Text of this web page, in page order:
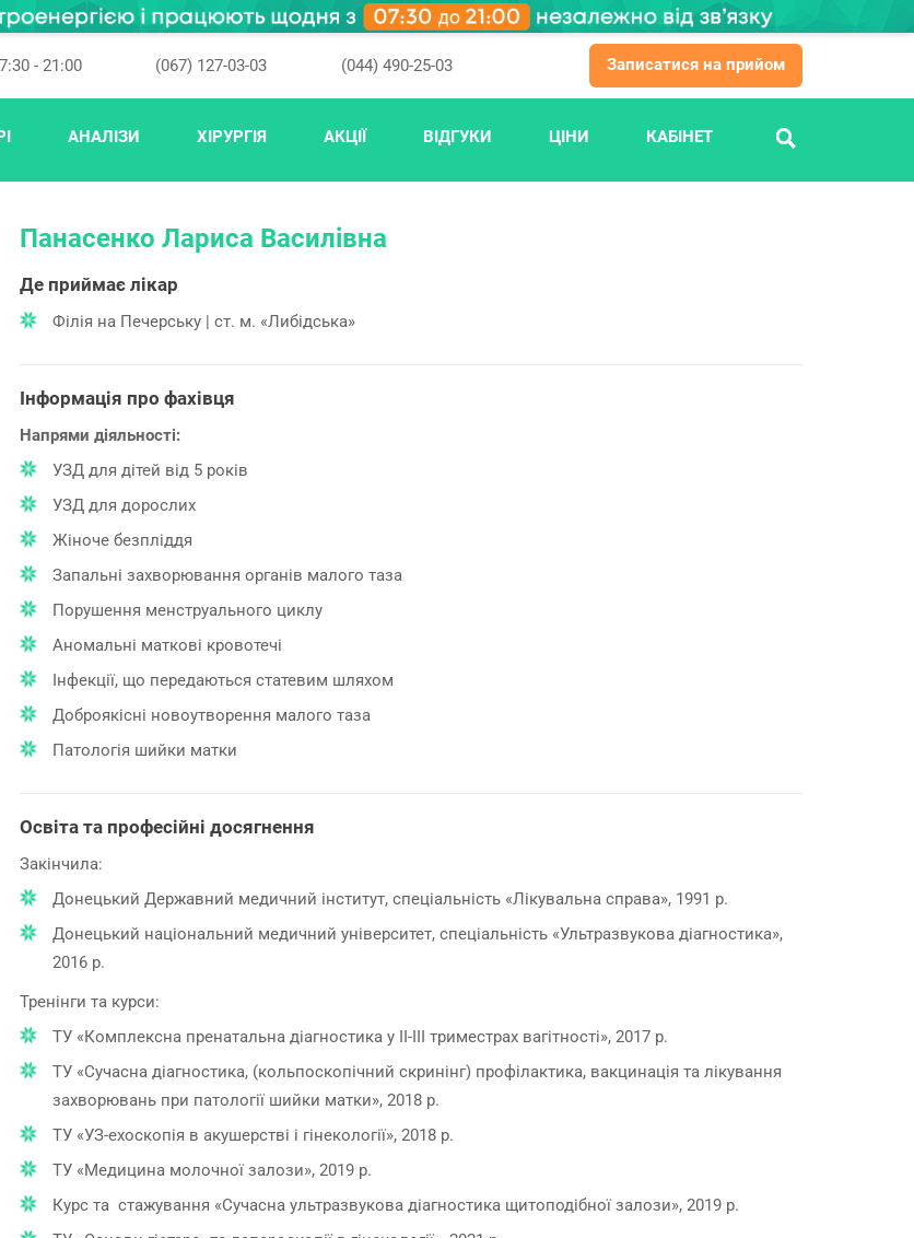
ПОШУК
- 21:00 (067) 127-03-03 (044) 490-25-03 Записатися на прийом
АНАЛІЗИ ХІРУРГІЯ АКЦІЇ ВІДГУКИ ЦІНИ КАБІНЕТ
Панасенко Лариса Василівна
Де приймає лікар
Філія на Печерську | ст. м. «Либідська»
Інформація про фахівця
Напрями діяльності:
УЗД для дітей від 5 років
УЗД для дорослих
Жіноче безпліддя
Запальні захворювання органів малого таза
Порушення менструального циклу
Аномальні маткові кровотечі
Інфекції, що передаються статевим шляхом
Доброякісні новоутворення малого таза
Патологія шийки матки
Освіта та професійні досягнення
Закінчила:
Донецький Державний медичний інститут, спеціальність «Лікувальна справа», 1991 р.
Донецький національний медичний університет, спеціальність «Ультразвукова діагностика»,
2016 р.
Тренінги та курси:
ТУ «Комплексна пренатальна діагностика у ІІ-ІІІ триместрах вагітності», 2017 р.
ТУ «Сучасна діагностика, (кольпоскопічний скринінг) профілактика, вакцинація та лікування
захворювань при патології шийки матки», 2018 р.
ТУ «УЗ-ехоскопія в акушерстві і гінекології», 2018 р.
ТУ «Медицина молочної залози», 2019 р.
Курс та стажування «Сучасна ультразвукова діагностика щитоподібної залози», 2019 р.